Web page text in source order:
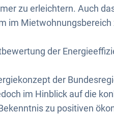
zu erleichtern. Auch
im
der
der
im Hinblick auf die
zu positiven